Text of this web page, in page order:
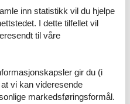
ausgestattet.
sowie eine schöne Trasse mit
zusätzlich das Sitz-Sofa
Gäste stehen eine
Ladestation sowie ein
inn statistikk vil du hjelpe
I dette tilfellet vil
til våre
gir du (i
vi kan videresende
markedsføringsformål.